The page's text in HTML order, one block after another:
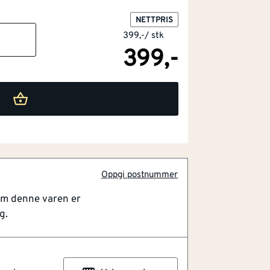
NETTPRIS
399,-/ stk
399,-
Oppgi postnummer
denne varen er
grep
mindre tretthet. Lar brukeren presse
mindre risiko for å kutte seg selv.
under kutting for raskere
Kombinert kraftoverføring for
Tynn, flush design for at
i materialet. Blikksaks: For korte, rette